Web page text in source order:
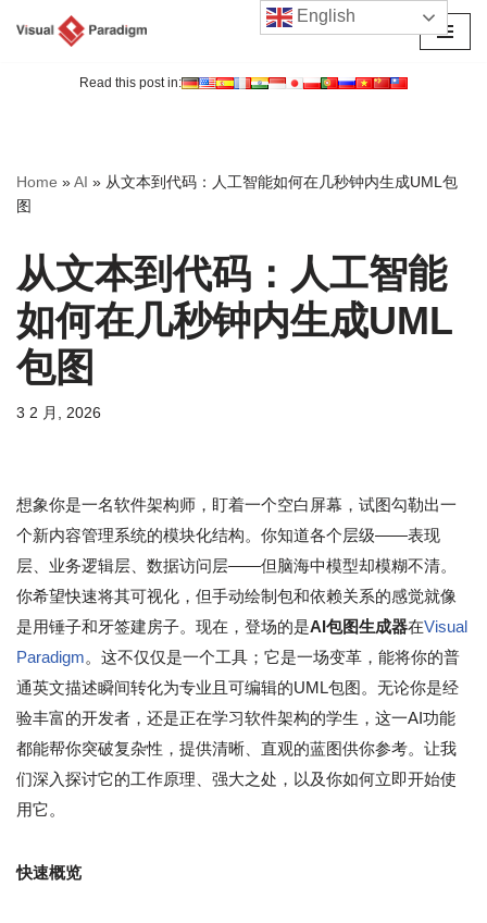
Read this post in:
Home »AI » 从文本到代码：人工智能如何在几秒钟内生成UML包
图
从文本到代码：人工智能
如何在几秒钟内生成UML
包图
3 2 月, 2026
想象你是一名软件架构师，盯着一个空白屏幕，试图勾勒出一
个新内容管理系统的模块化结构。你知道各个层级——表现
层、业务逻辑层、数据访问层——但脑海中模型却模糊不清。
你希望快速将其可视化，但手动绘制包和依赖关系的感觉就像
是用锤子和牙签建房子。现在，登场的是AI包图生成器在Visual
Paradigm。这不仅仅是一个工具；它是一场变革，能将你的普
通英文描述瞬间转化为专业且可编辑的UML包图。无论你是经
验丰富的开发者，还是正在学习软件架构的学生，这一AI功能
都能帮你突破复杂性，提供清晰、直观的蓝图供你参考。让我
们深入探讨它的工作原理、强大之处，以及你如何立即开始使
用它。
快速概览
English